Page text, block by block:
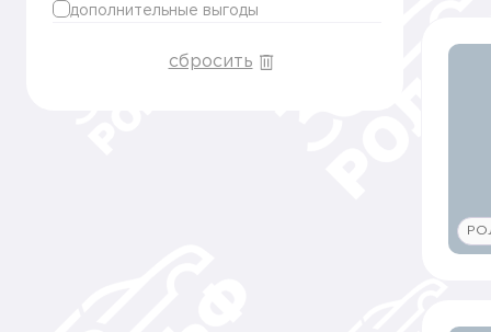
дополнительные выгоды
сбросить